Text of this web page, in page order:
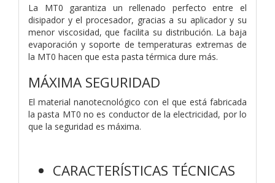
La MT0 garantiza un rellenado perfecto entre el
disipador y el procesador, gracias a su aplicador y su
menor viscosidad, que facilita su distribución. La baja
evaporación y soporte de temperaturas extremas de
la MT0 hacen que esta pasta térmica dure más.
MÁXIMA SEGURIDAD
El material nanotecnológico con el que está fabricada
la pasta MT0 no es conductor de la electricidad, por lo
que la seguridad es máxima.
CARACTERÍSTICAS TÉCNICAS